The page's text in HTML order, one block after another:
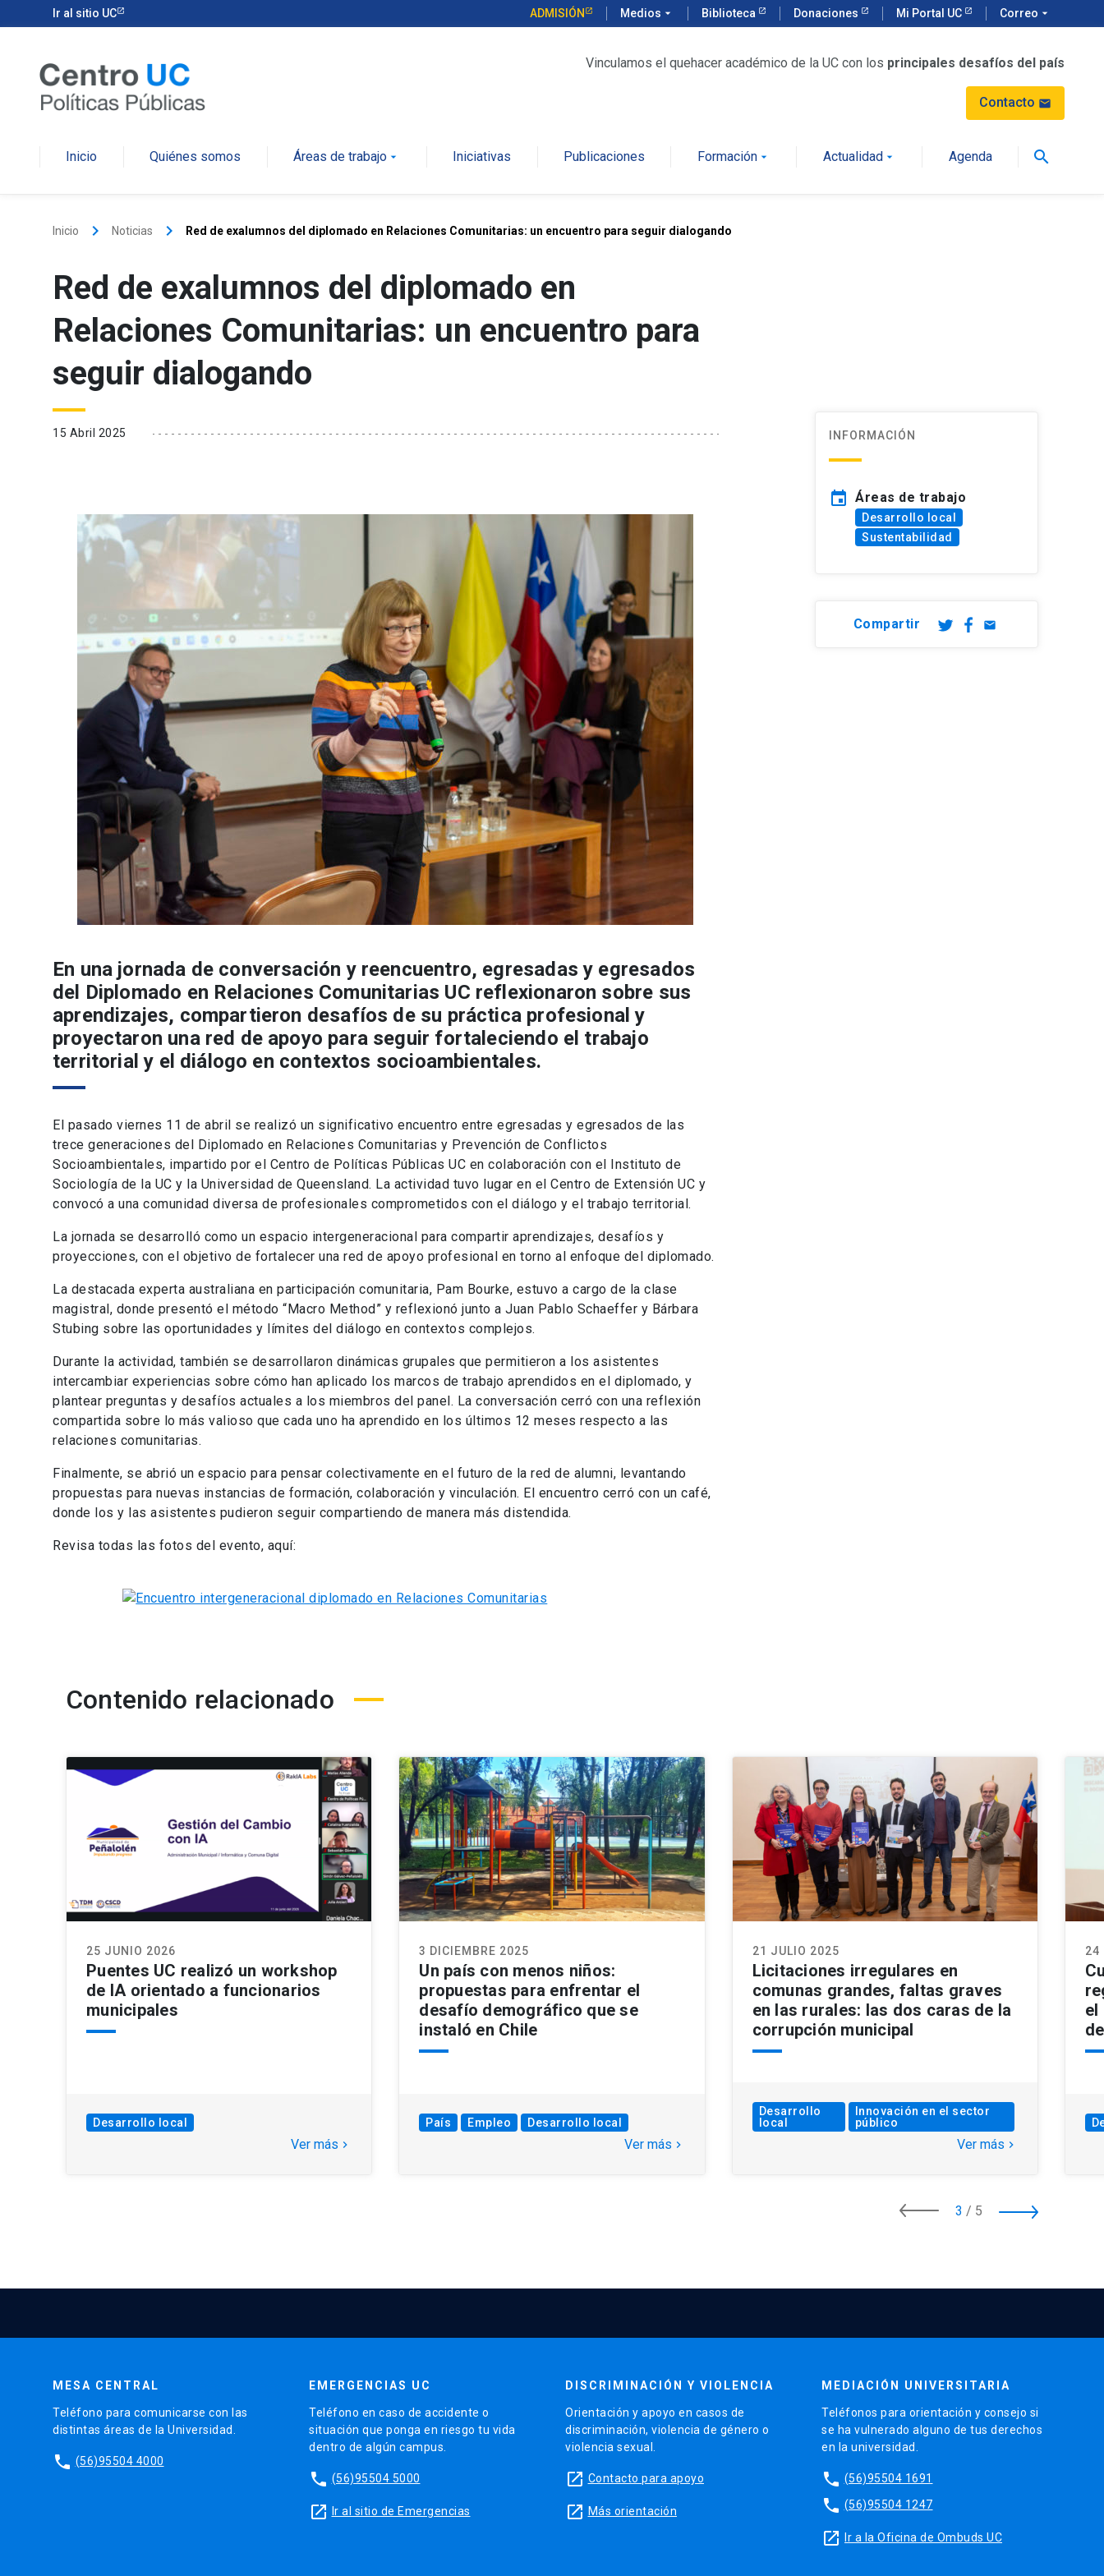
Ir al sitio UC ADMISIÓN Medios arrow_drop_down Biblioteca Donaciones Mi Portal UC Correo arrow_drop_down
Vinculamos el quehacer académico de la UC con los principales desafíos del país
Contacto mail
Inicio Quiénes somos Áreas de trabajo arrow_drop_down Iniciativas Publicaciones Formaciónarrow_drop_down Actualidad arrow_drop_down Agenda search
Inicio keyboard_arrow_right Noticias keyboard_arrow_right Red de exalumnos del diplomado en Relaciones Comunitarias: un encuentro para seguir dialogando
Red de exalumnos del diplomado en
Relaciones Comunitarias: un encuentro para
seguir dialogando
15 Abril 2025
En una jornada de conversación y reencuentro, egresadas y egresados
del Diplomado en Relaciones Comunitarias UC reflexionaron sobre sus
aprendizajes, compartieron desafíos de su práctica profesional y
proyectaron una red de apoyo para seguir fortaleciendo el trabajo
territorial y el diálogo en contextos socioambientales.
El pasado viernes 11 de abril se realizó un significativo encuentro entre egresadas y egresados de las
trece generaciones del Diplomado en Relaciones Comunitarias y Prevención de Conflictos
Socioambientales, impartido por el Centro de Políticas Públicas UC en colaboración con el Instituto de
Sociología de la UC y la Universidad de Queensland. La actividad tuvo lugar en el Centro de Extensión UC y
convocó a una comunidad diversa de profesionales comprometidos con el diálogo y el trabajo territorial.
La jornada se desarrolló como un espacio intergeneracional para compartir aprendizajes, desafíos y
proyecciones, con el objetivo de fortalecer una red de apoyo profesional en torno al enfoque del diplomado.
La destacada experta australiana en participación comunitaria, Pam Bourke, estuvo a cargo de la clase
magistral, donde presentó el método “Macro Method” y reflexionó junto a Juan Pablo Schaeffer y Bárbara
Stubing sobre las oportunidades y límites del diálogo en contextos complejos.
Durante la actividad, también se desarrollaron dinámicas grupales que permitieron a los asistentes
intercambiar experiencias sobre cómo han aplicado los marcos de trabajo aprendidos en el diplomado, y
plantear preguntas y desafíos actuales a los miembros del panel. La conversación cerró con una reflexión
compartida sobre lo más valioso que cada uno ha aprendido en los últimos 12 meses respecto a las
relaciones comunitarias.
Finalmente, se abrió un espacio para pensar colectivamente en el futuro de la red de alumni, levantando
propuestas para nuevas instancias de formación, colaboración y vinculación. El encuentro cerró con un café,
donde los y las asistentes pudieron seguir compartiendo de manera más distendida.
Revisa todas las fotos del evento, aquí:
INFORMACIÓN
event Áreas de trabajo
Desarrollo local
Sustentabilidad
Compartir email
Contenido relacionado
25 JUNIO 2026
Puentes UC realizó un workshop
de IA orientado a funcionarios
municipales
Desarrollo local
Ver más keyboard_arrow_right
3 DICIEMBRE 2025
Un país con menos niños:
propuestas para enfrentar el
desafío demográfico que se
instaló en Chile
País Empleo Desarrollo local
Ver más keyboard_arrow_right
21 JULIO 2025
Licitaciones irregulares en
comunas grandes, faltas graves
en las rurales: las dos caras de la
corrupción municipal
Desarrollo
local
Innovación en el sector
público
Ver más keyboard_arrow_right
24
el
3 / 5
MESA CENTRAL
Teléfono para comunicarse con las
distintas áreas de la Universidad.
phone (56)95504 4000
EMERGENCIAS UC
Teléfono en caso de accidente o
situación que ponga en riesgo tu vida
dentro de algún campus.
phone (56)95504 5000
launch Ir al sitio de Emergencias
DISCRIMINACIÓN Y VIOLENCIA
Orientación y apoyo en casos de
discriminación, violencia de género o
violencia sexual.
launch Contacto para apoyo
launch Más orientación
MEDIACIÓN UNIVERSITARIA
Teléfonos para orientación y consejo si
se ha vulnerado alguno de tus derechos
en la universidad.
phone (56)95504 1691
phone (56)95504 1247
launch Ir a la Oficina de Ombuds UC